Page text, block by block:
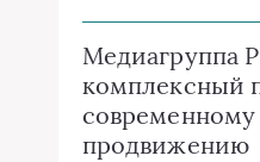
Медиагруппа
комплексный
продвижению